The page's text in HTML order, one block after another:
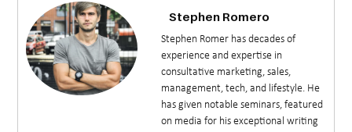
Stephen Romero
Stephen Romer has decades of
experience and expertise in
consultative marketing, sales,
management, tech, and lifestyle. He
has given notable seminars, featured
on media for his exceptional writing